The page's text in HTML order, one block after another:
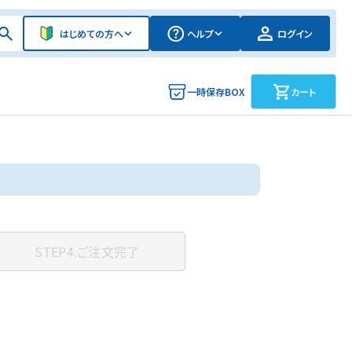
はじめての方へ ヘルプ ログイン
一時保存BOX カート
STEP4.ご注文完了